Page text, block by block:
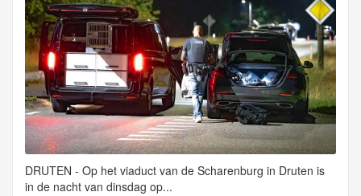
DRUTEN - Op het viaduct van de Scharenburg in Druten is
in de nacht van dinsdag op...